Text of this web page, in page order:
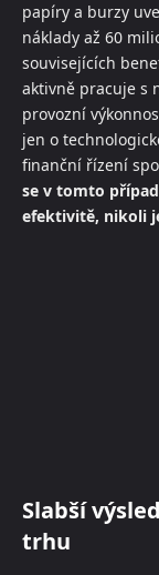
papíry a burzy
náklady až 60
souvisejících
aktivně pracuje s
provozní
jen o
finanční řízení
se v tomto
efektivitě, nikoli
Slabší
trhu